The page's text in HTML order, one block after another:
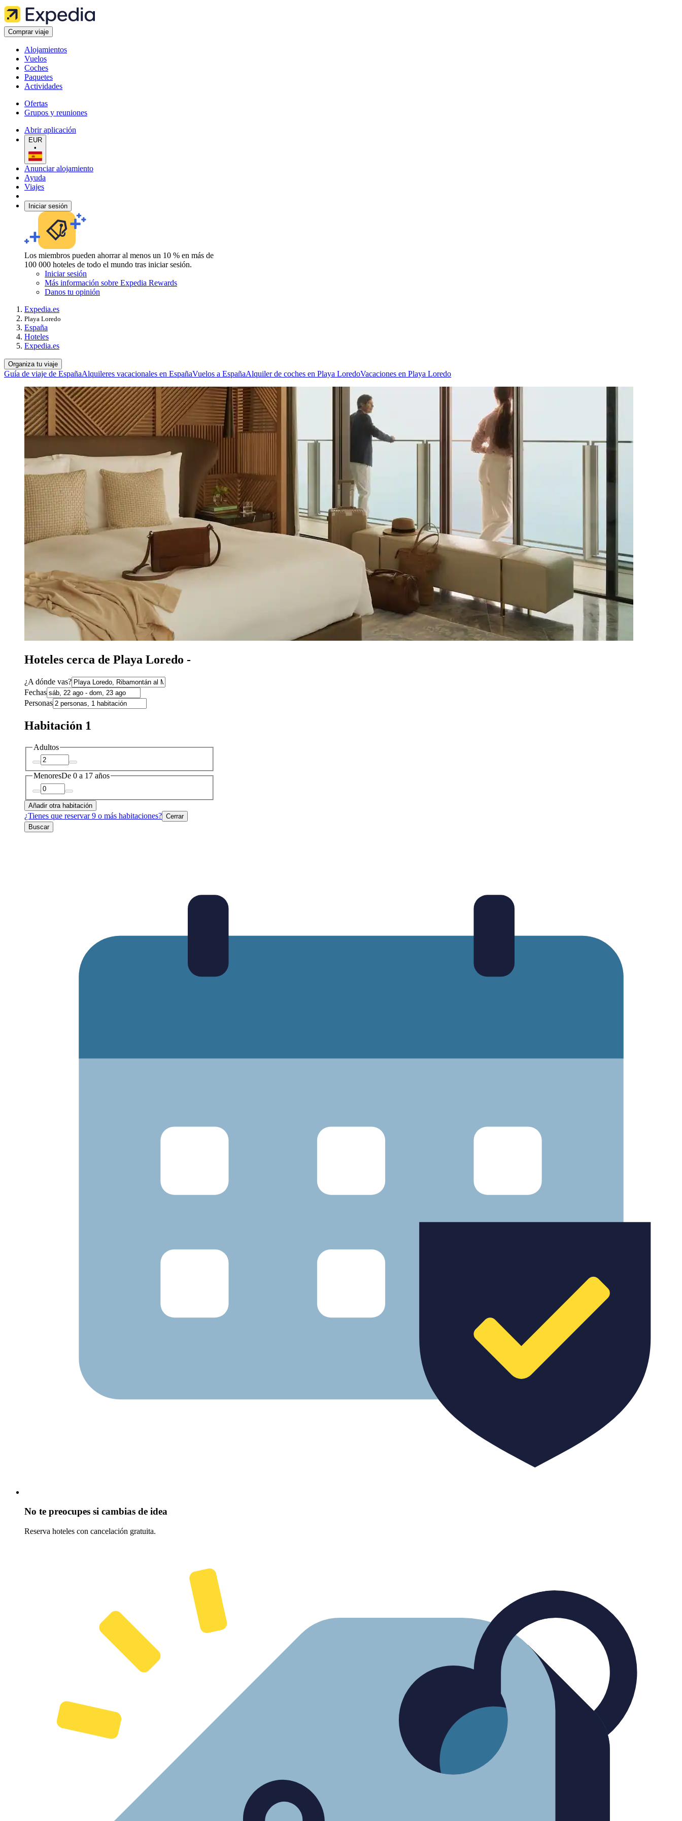
Comprar viaje
Alojamientos
Vuelos
Coches
Paquetes
Actividades
Ofertas
Grupos y reuniones
Abrir aplicación
EUR
•
Anunciar alojamiento
Ayuda
Viajes
Iniciar sesión
Los miembros pueden ahorrar al menos un 10 % en más de
100 000 hoteles de todo el mundo tras iniciar sesión.
Iniciar sesión
Más información sobre Expedia Rewards
Danos tu opinión
Expedia.es
Playa Loredo
España
Hoteles
Expedia.es
Organiza tu viaje
Guía de viaje de EspañaAlquileres vacacionales en EspañaVuelos a EspañaAlquiler de coches en Playa LoredoVacaciones en Playa Loredo
Hoteles cerca de Playa Loredo -
¿A dónde vas?
Fechas
Personas
Habitación 1
Adultos
MenoresDe 0 a 17 años
Añadir otra habitación
¿Tienes que reservar 9 o más habitaciones? Cerrar
Buscar
No te preocupes si cambias de idea
Reserva hoteles con cancelación gratuita.